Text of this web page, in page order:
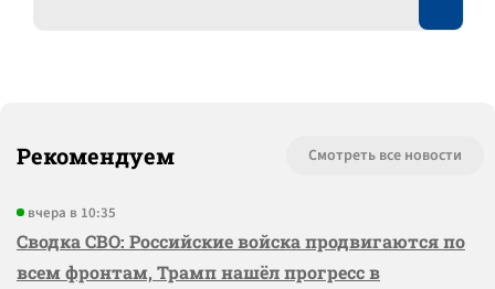
Рекомендуем Смотреть все новости
вчера в 10:35
Сводка СВО: Российские войска продвигаются по
всем фронтам, Трамп нашёл прогресс в